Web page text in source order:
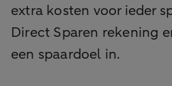
extra kosten voor ieder
Direct Sparen rekening
een spaardoel in.